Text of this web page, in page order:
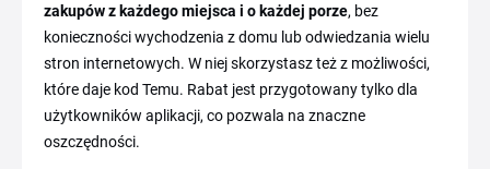
zakupów z każdego miejsca i o każdej porze, bez
konieczności wychodzenia z domu lub odwiedzania wielu
stron internetowych. W niej skorzystasz też z możliwości,
które daje kod Temu. Rabat jest przygotowany tylko dla
użytkowników aplikacji, co pozwala na znaczne
oszczędności.